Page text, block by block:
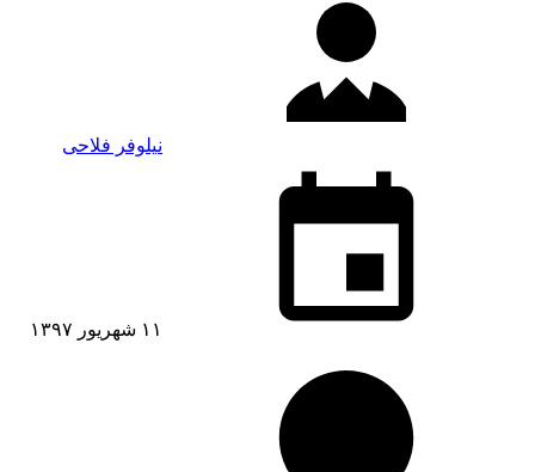
نیلوفر فلاحی
۱۱ شهریور ۱۳۹۷